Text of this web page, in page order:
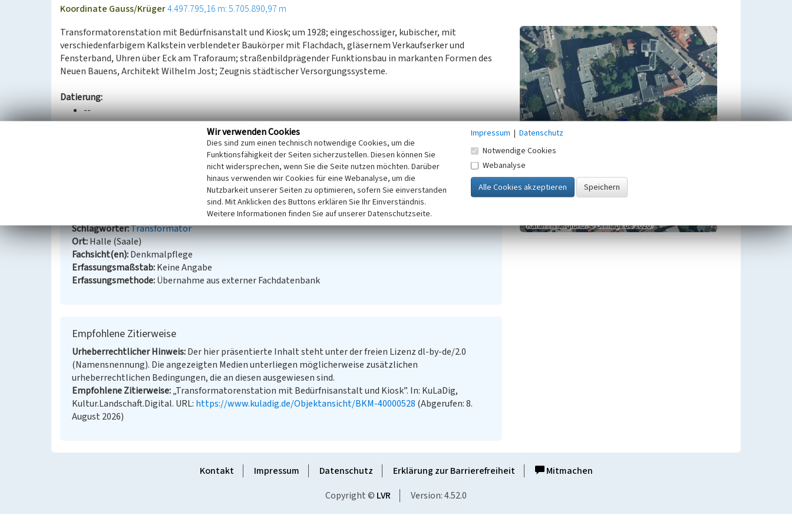
Koordinate Gauss/Krüger4.497.795,16 m: 5.705.890,97 m
Transformatorenstation mit Bedürfnisanstalt und Kiosk; um 1928; eingeschossiger, kubischer, mit
verschiedenfarbigem Kalkstein verblendeter Baukörper mit Flachdach, gläsernem Verkaufserker und
Fensterband, Uhren über Eck am Traforaum; straßenbildprägender Funktionsbau in markanten Formen des
Neuen Bauens, Architekt Wilhelm Jost; Zeugnis städtischer Versorgungssysteme.
Datierung:
--
Transformatorenstation mit Bedürfnisanstalt und Kiosk
Schlagwörter Transformator
Ort Halle (Saale)
Fachsicht(en) Denkmalpflege
Erfassungsmaßstab Keine Angabe
Erfassungsmethode Übernahme aus externer Fachdatenbank
Empfohlene Zitierweise
Urheberrechtlicher Hinweis Der hier präsentierte Inhalt steht unter der freien Lizenz dl-by-de/2.0
(Namensnennung). Die angezeigten Medien unterliegen möglicherweise zusätzlichen
urheberrechtlichen Bedingungen, die an diesen ausgewiesen sind.
Empfohlene Zitierweise „Transformatorenstation mit Bedürfnisanstalt und Kiosk”. In: KuLaDig,
Kultur.Landschaft.Digital. URL: https://www.kuladig.de/Objektansicht/BKM-40000528 (Abgerufen: 8.
August 2026)
Kontakt Impressum Datenschutz Erklärung zur Barrierefreiheit
Mitmachen
Copyright © LVR Version: 4.52.0
Wir verwenden Cookies
Dies sind zum einen technisch notwendige Cookies, um die
Funktionsfähigkeit der Seiten sicherzustellen. Diesen können Sie
nicht widersprechen, wenn Sie die Seite nutzen möchten. Darüber
hinaus verwenden wir Cookies für eine Webanalyse, um die
Nutzbarkeit unserer Seiten zu optimieren, sofern Sie einverstanden
sind. Mit Anklicken des Buttons erklären Sie Ihr Einverständnis.
Weitere Informationen finden Sie auf unserer Datenschutzseite.
Impressum | Datenschutz
Notwendige Cookies
Webanalyse